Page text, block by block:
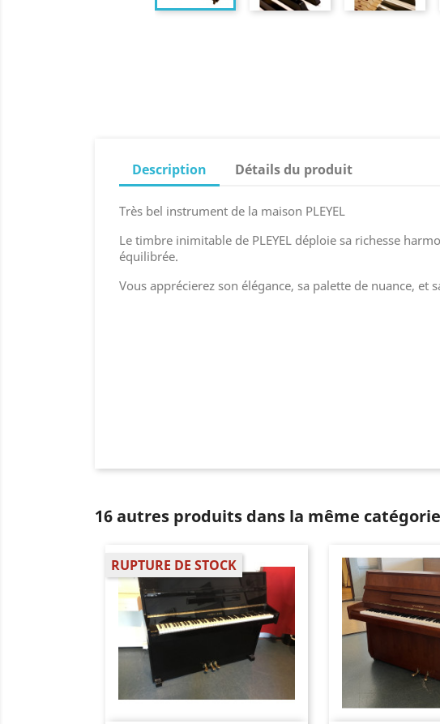
Description Détails du produit
Très bel instrument de la maison PLEYEL
Le timbre inimitable de PLEYEL déploie sa richesse
équilibrée.
Vous apprécierez son élégance, sa palette de nuance, et
16 autres produits dans la même
RUPTURE DE STOCK